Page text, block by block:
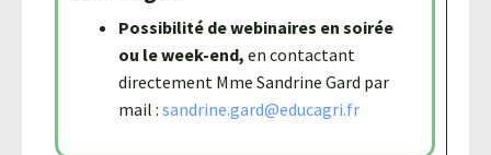
Possibilité de webinaires en soirée
ou le week-end, en contactant
directement Mme Sandrine Gard par
mail : sandrine.gard@educagri.fr